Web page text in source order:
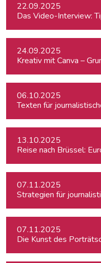
22.09.2025
Das Video-Interview:
24.09.2025
Kreativ mit Canva –
06.10.2025
Texten für
13.10.2025
Reise nach Brüssel:
07.11.2025
Strategien für
07.11.2025
Die Kunst des